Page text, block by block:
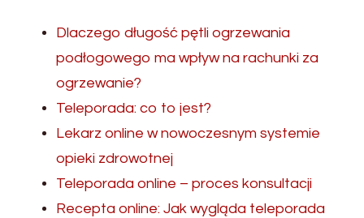
Dlaczego długość pętli ogrzewania
podłogowego ma wpływ na rachunki za
ogrzewanie?
Teleporada: co to jest?
Lekarz online w nowoczesnym systemie
opieki zdrowotnej
Teleporada online – proces konsultacji
Recepta online: Jak wygląda teleporada